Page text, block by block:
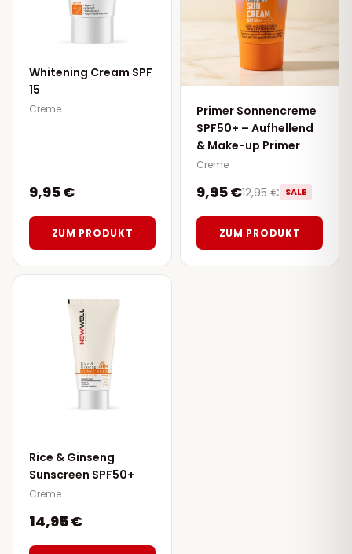
Whitening Cream SPF
15
Creme
9,95 €
ZUM PRODUKT
Primer Sonnencreme
SPF50+ – Aufhellend
& Make-up Primer
Creme
9,95 €12,95 € SALE
ZUM PRODUKT
Rice & Ginseng
Sunscreen SPF50+
Creme
14,95 €